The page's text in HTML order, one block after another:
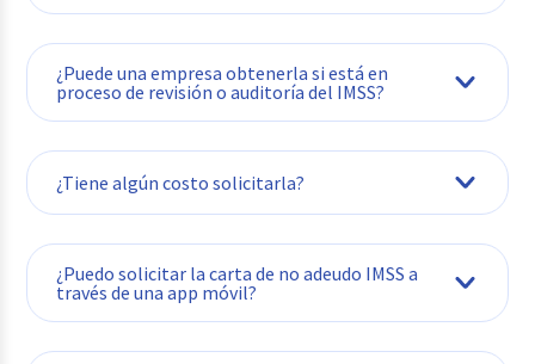
¿Puede una empresa obtenerla si está en
proceso de revisión o auditoría del IMSS?
¿Tiene algún costo solicitarla?
¿Puedo solicitar la carta de no adeudo IMSS a
través de una app móvil?